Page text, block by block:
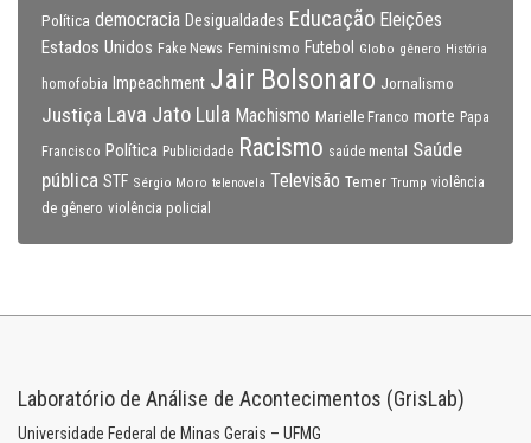
Política democracia Desigualdades Educação Eleições
Estados Unidos Fake News Feminismo Futebol Globo gênero História
homofobia Impeachment Jair Bolsonaro Jornalismo
Justiça Lava Jato Lula Machismo Marielle Franco morte Papa
Francisco Política Publicidade Racismo saúde mental
Saúde
pública STF Sérgio Moro telenovela Televisão Temer Trump violência
de gênero violência policial
Laboratório de Análise de Acontecimentos (GrisLab)
Universidade Federal de Minas Gerais – UFMG